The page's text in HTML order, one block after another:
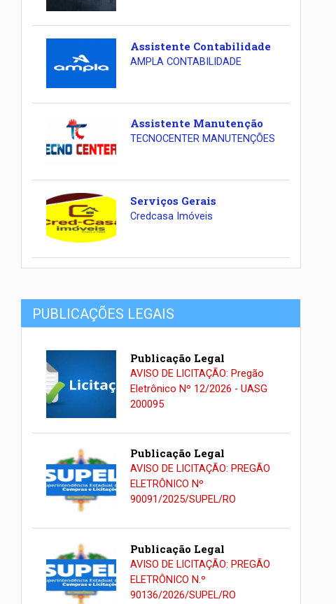
Assistente Contabilidade
AMPLA CONTABILIDADE
Assistente Manutenção
TECNOCENTER MANUTENÇÕES
Serviços Gerais
Credcasa Imóveis
PUBLICAÇÕES LEGAIS
Publicação Legal
AVISO DE LICITAÇÃO: Pregão
Eletrônico Nº 12/2026 - UASG
200095
Publicação Legal
AVISO DE LICITAÇÃO: PREGÃO
ELETRÔNICO Nº
90091/2025/SUPEL/RO
Publicação Legal
AVISO DE LICITAÇÃO: PREGÃO
ELETRÔNICO N.º
90136/2026/SUPEL/RO